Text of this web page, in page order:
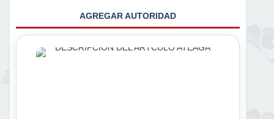
AGREGAR AUTORIDAD